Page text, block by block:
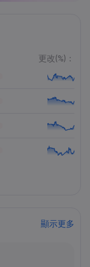
更改(%)：
顯示更多